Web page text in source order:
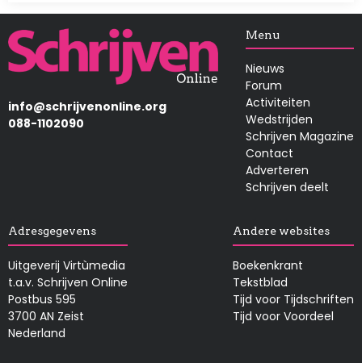
Afbeelding
info@schrijvenonline.org
088-1102090
Menu
Nieuws
Forum
Activiteiten
Wedstrijden
Schrijven Magazine
Contact
Adverteren
Schrijven deelt
Adresgegevens
Uitgeverij Virtùmedia
t.a.v. Schrijven Online
Postbus 595
3700 AN Zeist
Nederland
Andere websites
Boekenkrant
Tekstblad
Tijd voor Tijdschriften
Tijd voor Voordeel